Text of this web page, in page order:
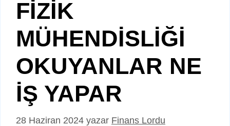
FİZİK
MÜHENDİSLİĞİ
OKUYANLAR NE
İŞ YAPAR
28 Haziran 2024 yazar Finans Lordu